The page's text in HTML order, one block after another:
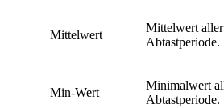
Mittelwert
Mittelwert
Abtastperiode.
Min-Wert
Minimalwert
Abtastperiode.